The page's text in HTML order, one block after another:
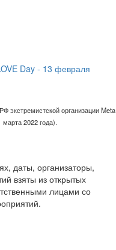
Day - 13 февраля
экстремистской организации Meta
2022 года).
даты, организаторы,
взяты из открытых
лицами со